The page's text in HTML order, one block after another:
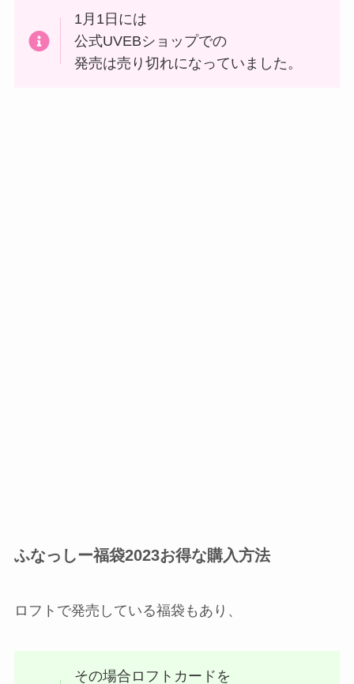
1月1日には
公式UVEBショップでの
発売は売り切れになっていました。
ふなっしー福袋2023お得な購入方法
ロフトで発売している福袋もあり、
その場合ロフトカードを